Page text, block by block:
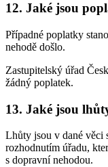
12. Jaké jsou
Případné poplatky
nehodě došlo.
Zastupitelský úřad
žádný poplatek.
13. Jaké jsou
Lhůty jsou v dané věci
rozhodnutím úřadu,
s dopravní nehodou.